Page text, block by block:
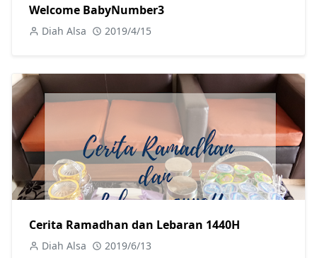
Welcome BabyNumber3
Diah Alsa 2019/4/15
Cerita Ramadhan dan Lebaran 1440H
Diah Alsa 2019/6/13